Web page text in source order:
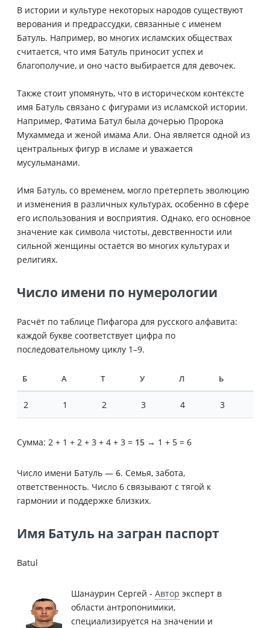
В истории и культуре некоторых народов существуют
верования и предрассудки, связанные с именем
Батуль. Например, во многих исламских обществах
считается, что имя Батуль приносит успех и
благополучие, и оно часто выбирается для девочек.
Также стоит упомянуть, что в историческом контексте
имя Батуль связано с фигурами из исламской истории.
Например, Фатима Батул была дочерью Пророка
Мухаммеда и женой имама Али. Она является одной из
центральных фигур в исламе и уважается
мусульманами.
Имя Батуль, со временем, могло претерпеть эволюцию
и изменения в различных культурах, особенно в сфере
его использования и восприятия. Однако, его основное
значение как символа чистоты, девственности или
сильной женщины остаётся во многих культурах и
религиях.
Число имени по нумерологии
Расчёт по таблице Пифагора для русского алфавита:
каждой букве соответствует цифра по
последовательному циклу 1–9.
Б А Т У Л Ь
2 1 2 3 4 3
Сумма: 2 + 1 + 2 + 3 + 4 + 3 = 15 → 1 + 5 = 6
Число имени Батуль — 6. Семья, забота,
ответственность. Число 6 связывают с тягой к
гармонии и поддержке близких.
Имя Батуль на загран паспорт
Batul
Шанаурин Сергей - Автор эксперт в
области антропонимики,
специализируется на значении и